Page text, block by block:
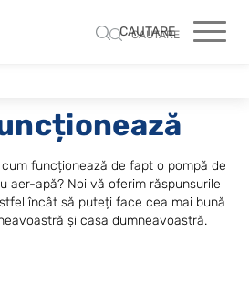
CAUTARE
CAUTARE
funcționează de fapt o pompă de
aer-apă? Noi vă oferim răspunsurile
încât să puteți face cea mai bună
și casa dumneavoastră.